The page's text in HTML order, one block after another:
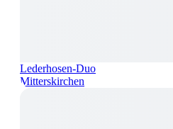
Lederhosen-Duo
Mitterskirchen